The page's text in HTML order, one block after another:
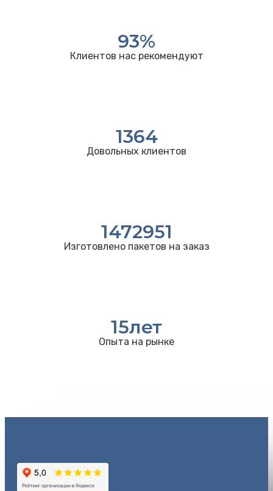
93%
Клиентов нас рекомендуют
1364
Довольных клиентов
1472951
Изготовлено пакетов на заказ
15лет
Опыта на рынке